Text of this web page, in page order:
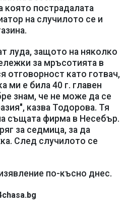
която пострадалата
на случилото се и
луда, защото на няколко
за мръсотията в
отговорност като готвач,
ми е била 40 г. главен
знам, че не може да се
казва Тодорова. Тя
същата фирма в Несебър.
за седмица, за да
След случилото се
по-късно днес.